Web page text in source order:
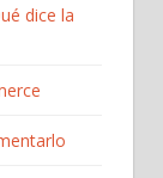
dice la